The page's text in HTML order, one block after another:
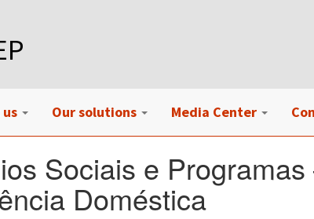
Our solutions Media Center
Sociais e
Doméstica